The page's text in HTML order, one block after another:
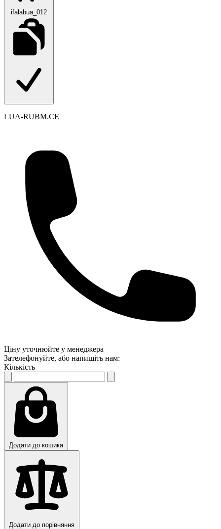
ifalabua_012
LUA-RUBM.CE
Ціну уточнюйте у менеджера
Зателефонуйте, або напишіть нам:
Кількість
Додати до кошика
Додати до порівняння